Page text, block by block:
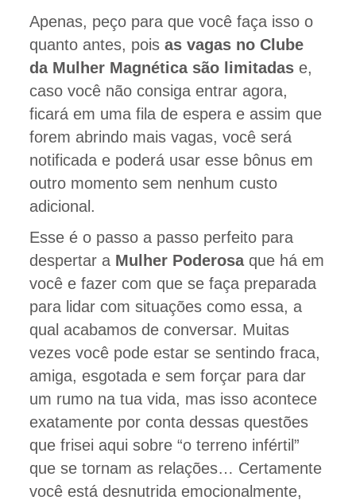
Apenas, peço para que você faça isso o
quanto antes, poisas vagas no Clube
da Mulher Magnética são limitadas e,
caso você não consiga entrar agora,
ficará em uma fila de espera e assim que
forem abrindo mais vagas, você será
notificada e poderá usar esse bônus em
outro momento sem nenhum custo
adicional.
Esse é o passo a passo perfeito para
despertar a Mulher Poderosaque há em
você e fazer com que se faça preparada
para lidar com situações como essa, a
qual acabamos de conversar. Muitas
vezes você pode estar se sentindo fraca,
amiga, esgotada e sem forçar para dar
um rumo na tua vida, mas isso acontece
exatamente por conta dessas questões
que frisei aqui sobre “o terreno infértil”
que se tornam as relações… Certamente
você está desnutrida emocionalmente,